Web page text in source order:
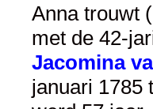
Anna trouwt
met de 42-
Jacomina
januari 1785